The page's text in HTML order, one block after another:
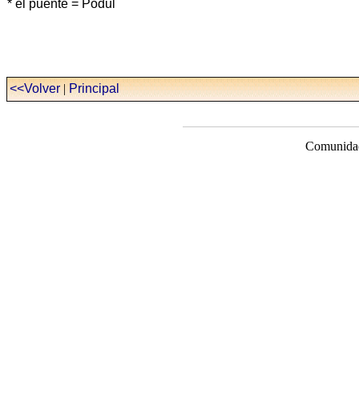
* el puente = Podul
<<Volver|Principal